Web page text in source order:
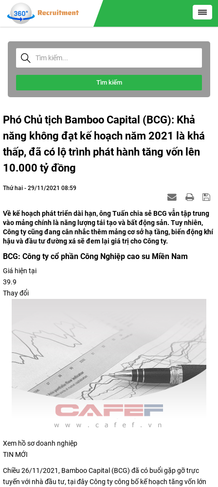
Tìm kiếm
Phó Chủ tịch Bamboo Capital (BCG): Khả
năng không đạt kế hoạch năm 2021 là khá
thấp, đã có lộ trình phát hành tăng vốn lên
10.000 tỷ đồng
Thứ hai - 29/11/2021 08:59
Về kế hoạch phát triển dài hạn, ông Tuấn chia sẻ BCG vẫn tập trung
vào mảng chính là năng lượng tái tạo và bất động sản. Tuy nhiên,
Công ty cũng đang cân nhắc thêm mảng cơ sở hạ tầng, biến động khí
hậu và đầu tư đường xá sẽ đem lại giá trị cho Công ty.
BCG: Công ty cổ phần Công Nghiệp cao su Miền Nam
Giá hiện tại
39.9
Thay đổi
Xem hồ sơ doanh nghiệp
TIN MỚI
Chiều 26/11/2021, Bamboo Capital (BCG) đã có buổi gặp gỡ trực
tuyến với nhà đầu tư, tại đây Công ty công bố kế hoạch tăng vốn lớn